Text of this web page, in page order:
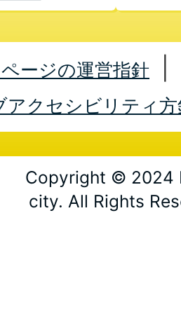
ージの運営指針
アクセシビリティ方
Copyright © 2024
city. All Rights